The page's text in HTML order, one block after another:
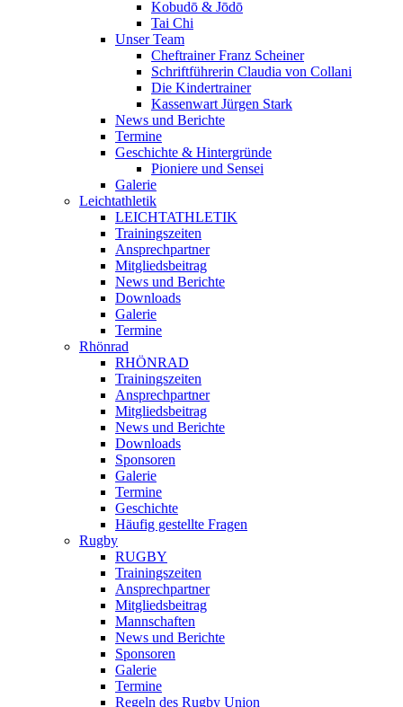
Kobudō & Jōdō
Tai Chi
Unser Team
Cheftrainer Franz Scheiner
Schriftführerin Claudia von Collani
Die Kindertrainer
Kassenwart Jürgen Stark
News und Berichte
Termine
Geschichte & Hintergründe
Pioniere und Sensei
Galerie
Leichtathletik
LEICHTATHLETIK
Trainingszeiten
Ansprechpartner
Mitgliedsbeitrag
News und Berichte
Downloads
Galerie
Termine
Rhönrad
RHÖNRAD
Trainingszeiten
Ansprechpartner
Mitgliedsbeitrag
News und Berichte
Downloads
Sponsoren
Galerie
Termine
Geschichte
Häufig gestellte Fragen
Rugby
RUGBY
Trainingszeiten
Ansprechpartner
Mitgliedsbeitrag
Mannschaften
News und Berichte
Sponsoren
Galerie
Termine
Regeln des Rugby Union